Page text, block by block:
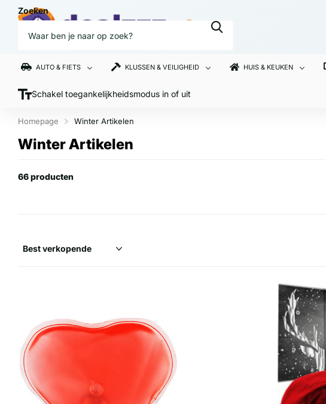
Zoeken
AUTO & FIETS KLUSSEN & VEILIGHEID HUIS & KEUKEN
Schakel toegankelijkheidsmodus in of uit
Homepage Winter Artikelen
Winter Artikelen
66 producten